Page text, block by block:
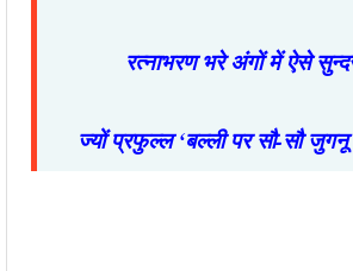
रत्नाभरण भरे अंगों में ऐसे
ज्योंप्रफुल्ल ‘बल्ली पर सौ-सौ